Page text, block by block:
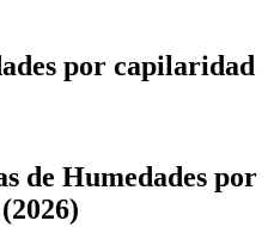
por capilaridad
de Humedades por